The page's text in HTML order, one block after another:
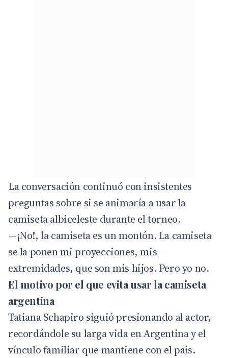
La conversación continuó con insistentes
preguntas sobre si se animaría a usar la
camiseta albiceleste durante el torneo.
—¡No!, la camiseta es un montón. La camiseta
se la ponen mi proyecciones, mis
extremidades, que son mis hijos. Pero yo no.
El motivo por el que evita usar la camiseta
argentina
Tatiana Schapiro siguió presionando al actor,
recordándole su larga vida en Argentina y el
vínculo familiar que mantiene con el país.